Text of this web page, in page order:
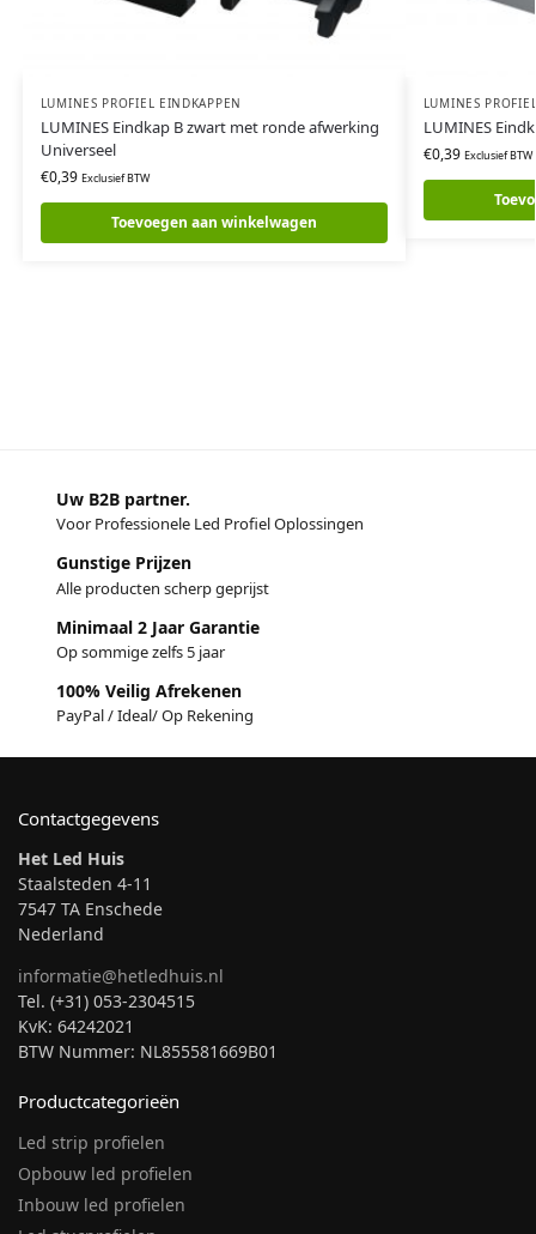
LUMINES PROFIEL EINDKAPPEN
LUMINES Eindkap B zwart met ronde afwerking
Universeel
€0,39 Exclusief BTW
Toevoegen aan winkelwagen
LUMINES
LUMINES
€0,39 Exclusief BTW
Uw B2B partner.
Voor Professionele Led Profiel Oplossingen
Gunstige Prijzen
Alle producten scherp geprijst
Minimaal 2 Jaar Garantie
Op sommige zelfs 5 jaar
100% Veilig Afrekenen
PayPal / Ideal/ Op Rekening
Contactgegevens
Het Led Huis
Staalsteden 4-11
7547 TA Enschede
Nederland
informatie@hetledhuis.nl
Tel. (+31) 053-2304515
KvK: 64242021
BTW Nummer: NL855581669B01
Productcategorieën
Led strip profielen
Opbouw led profielen
Inbouw led profielen